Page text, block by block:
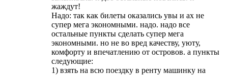
жаждут!
Надо: так как билеты оказались увы и ах не
супер мега экономными. надо. надо все
остальные пункты сделать супер мега
экономными. но не во вред качеству, уюту,
комфорту и впечатлению от островов. а пункты
следующие:
1) взять на всю поездку в ренту машинку на